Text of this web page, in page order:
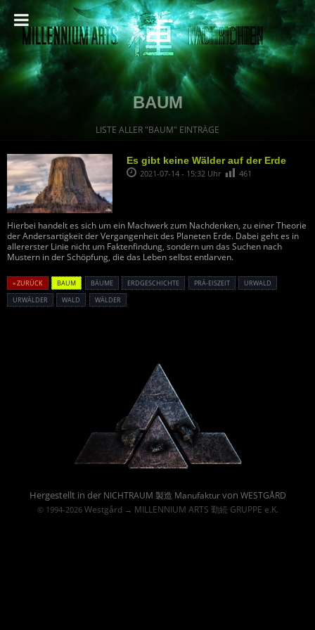
BAUM
LISTE ALLER "BAUM" EINTRÄGE
Es gibt keine Wälder auf der Erde
2021-07-14 - 15:32 Uhr 461
Hierbei handelt es sich um ein Machwerk zum Nachdenken, zu einer Theorie
der Andersartigkeit der Vergangenheit des Planeten Erde. Dabei geht es in
allererster Linie nicht um Faktenfindung, sondern um das Suchen nach
Mustern in der Schöpfung, die das Leben selbst entlarven.
« ZURÜCK BAUM BÄUME ERDGESCHICHTE PRÄ-EISZEIT
URWALD
URWÄLDER
WALD WÄLDER
Hergestellt in der NICHTRAUM 製造 Manufakturvon WESTGÅRD
© 1994-2026 Westgård→ MILLENNIUM ARTS 勤続 GRUPPE e.K.
Powered By :